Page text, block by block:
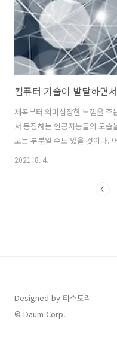
제목부터 의미심장한 느낌을
서 등장하는 인공지능들의 모습
보는 부분일 수도 있을 것이다.
수 있을 것이다. 이 글에 방문해
은 단순노동에서의 Ai를 활용한
2021. 8. 4.
Designed by 티스토리
© Daum Corp.